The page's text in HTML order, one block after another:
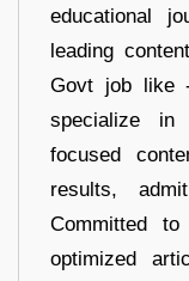
educational
leading
Govt job like
specialize in
focused
results,
Committed to
optimized